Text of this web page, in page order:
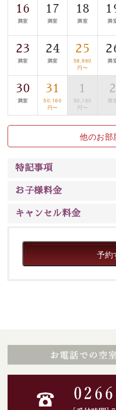
す。
※男性大浴場までのご移動
ご了承のほどお願いいたし
■貸切温泉風呂 （40分2000
眺望はございませんが、源
む貸切温泉風呂です。ゆっ
トな空間をお愉しみください
■諏訪大社4社を巡る無料参
豊富な知識を持ったドライ
案内します。事前ご予約制
は【3日前まで】にお電話く
※交通規制などにより運行
したら幸いです。
16
満室
17
満室
18
満室 満
23
満室
24
満室
25
58,960
円〜
満
30
満室
31
50,160
円〜
1
50,160
円〜
2
満
他のお部
特記事項
お子様料金
キャンセル料金
予約